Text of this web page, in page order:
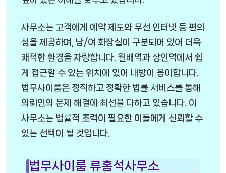
사무소는 고객에게 예약 제도와 무선 인터넷 등 편의
성을 제공하며, 남/여 화장실이 구분되어 있어 더욱
쾌적한 환경을 자랑합니다. 월배역과 상인역에서 쉽
게 접근할 수 있는 위치에 있어 내방이 용이합니다.
법무사이룸은 정직하고 정확한 법률 서비스를 통해
의뢰인의 문제 해결에 최선을 다하고 있습니다. 이
사무소는 법률적 조력이 필요한 이들에게 신뢰할 수
있는 선택이 될 것입니다.
법무사이룸 류홍석사무소